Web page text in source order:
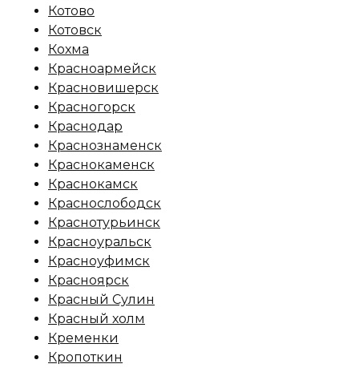
Котово
Котовск
Кохма
Красноармейск
Красновишерск
Красногорск
Краснодар
Краснознаменск
Краснокаменск
Краснокамск
Краснослободск
Краснотурьинск
Красноуральск
Красноуфимск
Красноярск
Красный Сулин
Красный холм
Кременки
Кропоткин